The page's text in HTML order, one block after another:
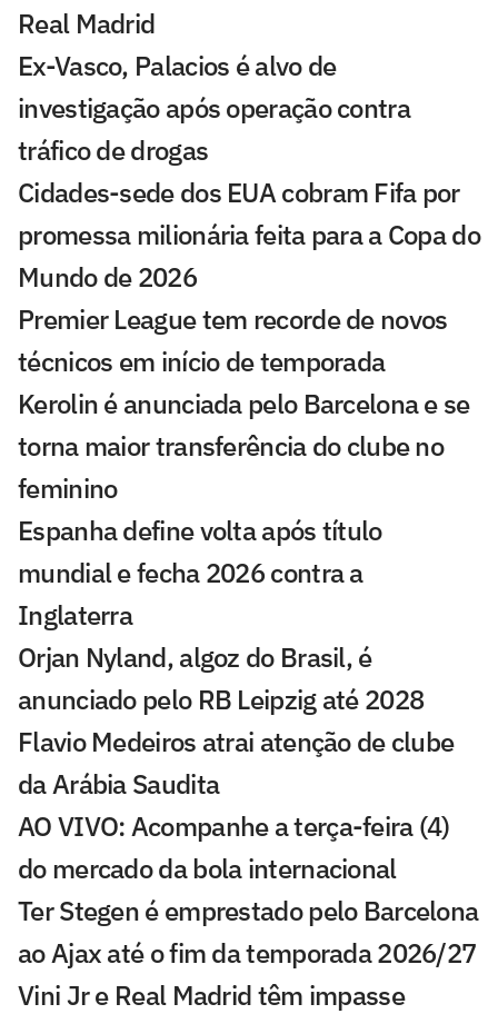
Real Madrid
Ex-Vasco, Palacios é alvo de
investigação após operação contra
tráfico de drogas
Cidades-sede dos EUA cobram Fifa por
promessa milionária feita para a Copa do
Mundo de 2026
Premier League tem recorde de novos
técnicos em início de temporada
Kerolin é anunciada pelo Barcelona e se
torna maior transferência do clube no
feminino
Espanha define volta após título
mundial e fecha 2026 contra a
Inglaterra
Orjan Nyland, algoz do Brasil, é
anunciado pelo RB Leipzig até 2028
Flavio Medeiros atrai atenção de clube
da Arábia Saudita
AO VIVO: Acompanhe a terça-feira (4)
do mercado da bola internacional
Ter Stegen é emprestado pelo Barcelona
ao Ajax até o fim da temporada 2026/27
Vini Jr e Real Madrid têm impasse